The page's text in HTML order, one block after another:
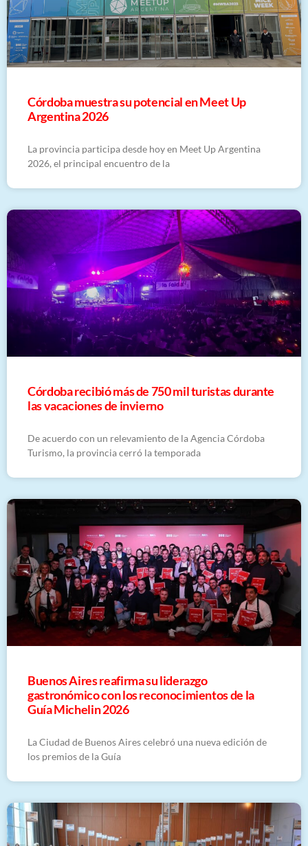
Córdoba muestra su potencial en Meet Up
Argentina 2026
La provincia participa desde hoy en Meet Up Argentina
2026, el principal encuentro de la
Córdoba recibió más de 750 mil turistas durante
las vacaciones de invierno
De acuerdo con un relevamiento de la Agencia Córdoba
Turismo, la provincia cerró la temporada
Buenos Aires reafirma su liderazgo
gastronómico con los reconocimientos de la
Guía Michelin 2026
La Ciudad de Buenos Aires celebró una nueva edición de
los premios de la Guía